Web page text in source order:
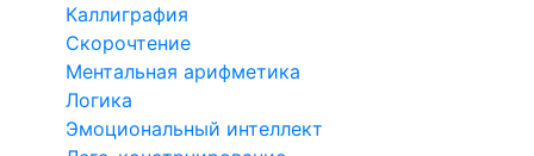
Каллиграфия
Скорочтение
Ментальная арифметика
Логика
Эмоциональный интеллект